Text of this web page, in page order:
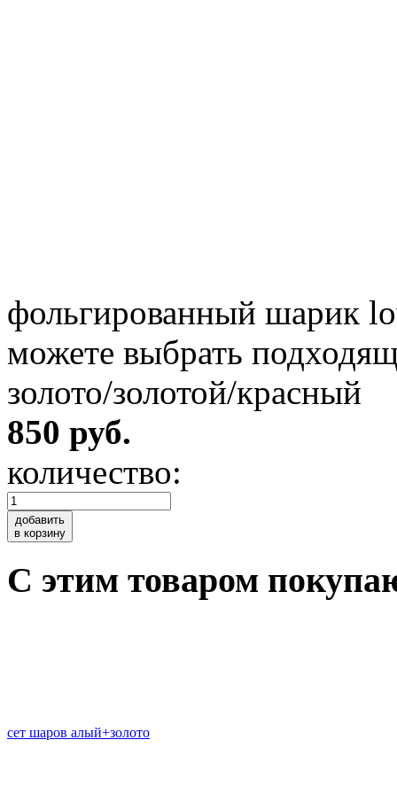
фольгированный шарик
можете выбрать
золото/золотой/красный
850 руб.
количество:
добавить
в корзину
C этим товаром
сет шаров алый+золото